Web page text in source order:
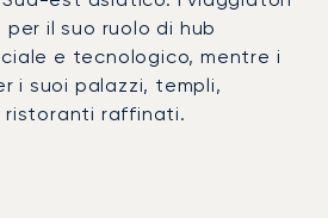
il suo ruolo di hub
e tecnologico, mentre i
i suoi palazzi, templi,
ristoranti raffinati.
per l'aeroporto di Don